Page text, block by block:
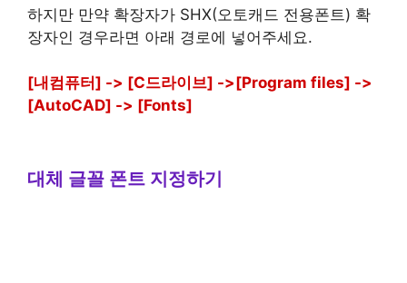
하지만 만약 확장자가 SHX(오토캐드 전용폰트) 확
장자인 경우라면 아래 경로에 넣어주세요.
[내컴퓨터] -> [C드라이브] ->[Program files] ->
[AutoCAD] -> [Fonts]
대체 글꼴 폰트 지정하기